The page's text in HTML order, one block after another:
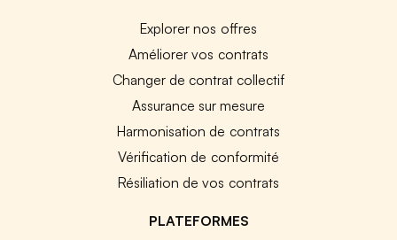
Explorer nos offres
Améliorer vos contrats
Changer de contrat collectif
Assurance sur mesure
Harmonisation de contrats
Vérification de conformité
Résiliation de vos contrats
PLATEFORMES